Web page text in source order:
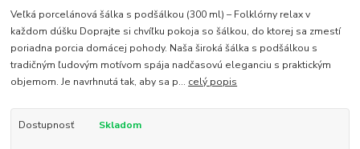
Veľká porcelánová šálka s podšálkou (300 ml) – Folklórny relax v
každom dúšku Doprajte si chvíľku pokoja so šálkou, do ktorej sa zmestí
poriadna porcia domácej pohody. Naša široká šálka s podšálkou s
tradičným ľudovým motívom spája nadčasovú eleganciu s praktickým
objemom. Je navrhnutá tak, aby sa p... celý popis
Dostupnosť Skladom